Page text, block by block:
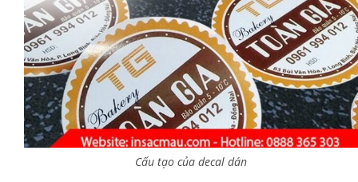
Cấu tạo của decal dán